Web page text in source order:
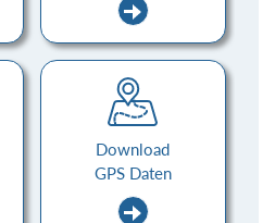
Download
GPS Daten